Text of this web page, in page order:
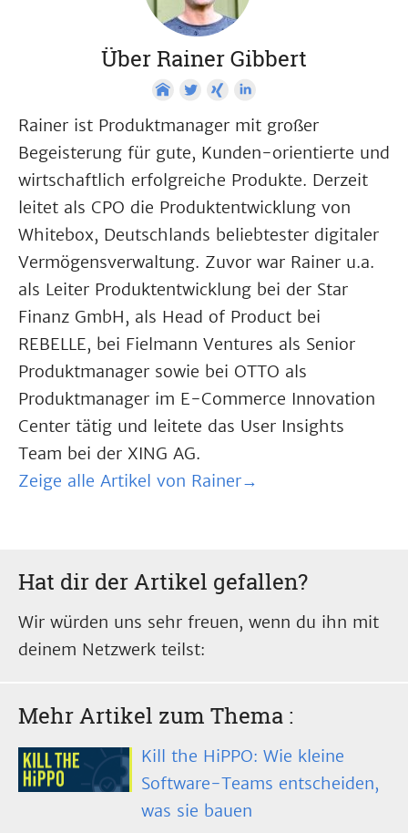
Über Rainer Gibbert
Rainer ist Produktmanager mit großer
Begeisterung für gute, Kunden-orientierte und
wirtschaftlich erfolgreiche Produkte. Derzeit
leitet als CPO die Produktentwicklung von
Whitebox, Deutschlands beliebtester digitaler
Vermögensverwaltung. Zuvor war Rainer u.a.
als Leiter Produktentwicklung bei der Star
Finanz GmbH, als Head of Product bei
REBELLE, bei Fielmann Ventures als Senior
Produktmanager sowie bei OTTO als
Produktmanager im E-Commerce Innovation
Center tätig und leitete das User Insights
Team bei der XING AG.
Zeige alle Artikel von Rainer→
Hat dir der Artikel gefallen?
Wir würden uns sehr freuen, wenn du ihn mit
deinem Netzwerk teilst:
Mehr Artikel zum Thema :
Kill the HiPPO: Wie kleine
Software-Teams entscheiden,
was sie bauen